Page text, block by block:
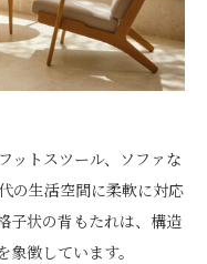
ットスツール、ソファな
の生活空間に柔軟に対応
子状の背もたれは、構造
徴しています。